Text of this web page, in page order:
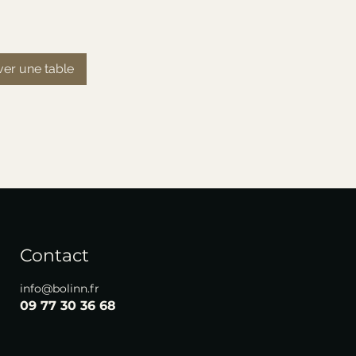
une table
Contact
info@bolinn.fr
09 77 30 36 68